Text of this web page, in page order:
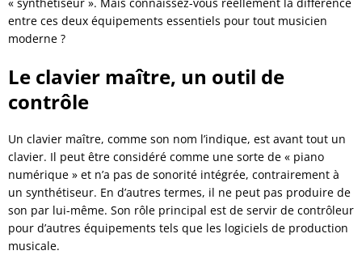
entre ces deux équipements essentiels pour tout musicien
moderne ?
Le clavier maître, un outil de
contrôle
Un clavier maître, comme son nom l’indique, est avant tout un
clavier. Il peut être considéré comme une sorte de « piano
numérique » et n’a pas de sonorité intégrée, contrairement à
un synthétiseur. En d’autres termes, il ne peut pas produire de
son par lui-même. Son rôle principal est de servir de contrôleur
pour d’autres équipements tels que les logiciels de production
musicale.